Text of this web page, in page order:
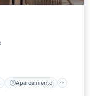
Aparcamiento
eléctricos